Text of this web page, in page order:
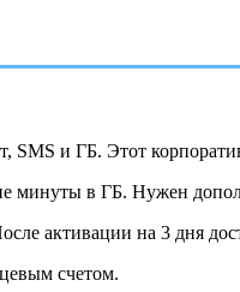
и ГБ. Этот
минуты в ГБ. Нужен
активации на 3 дня
счетом.